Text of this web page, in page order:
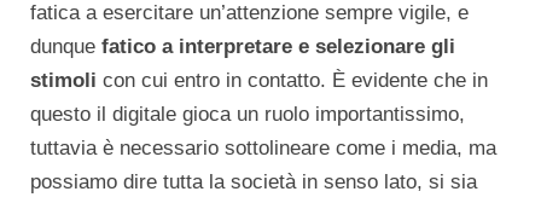
fatica a esercitare un’attenzione sempre vigile, e
dunque fatico a interpretare e selezionare gli
stimoli con cui entro in contatto. È evidente che in
questo il digitale gioca un ruolo importantissimo,
tuttavia è necessario sottolineare come i media, ma
possiamo dire tutta la società in senso lato, si sia